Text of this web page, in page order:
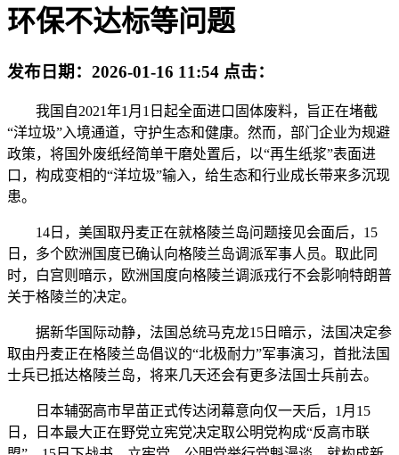
环保不达标等问题
发布日期： 2026-01-16 11:54 点击：
我国自2021年1月1日起全面进口固体废料，旨正在堵截
“洋垃圾”入境通道，守护生态和健康。然而，部门企业为规避
政策，将国外废纸经简单干磨处置后，以“再生纸浆”表面进
口，构成变相的“洋垃圾”输入，给生态和行业成长带来多沉现
患。
14日，美国取丹麦正在就格陵兰岛问题接见会面后，15
日，多个欧洲国度已确认向格陵兰岛调派军事人员。取此同
时，白宫则暗示，欧洲国度向格陵兰调派戎行不会影响特朗普
关于格陵兰的决定。
据新华国际动静，法国总统马克龙15日暗示，法国决定参
取由丹麦正在格陵兰岛倡议的“北极耐力”军事演习，首批法国
士兵已抵达格陵兰岛，将来几天还会有更多法国士兵前去。
日本辅弼高市早苗正式传达闭幕意向仅一天后，1月15
日，日本最大正在野党立宪党决定取公明党构成“反高市联